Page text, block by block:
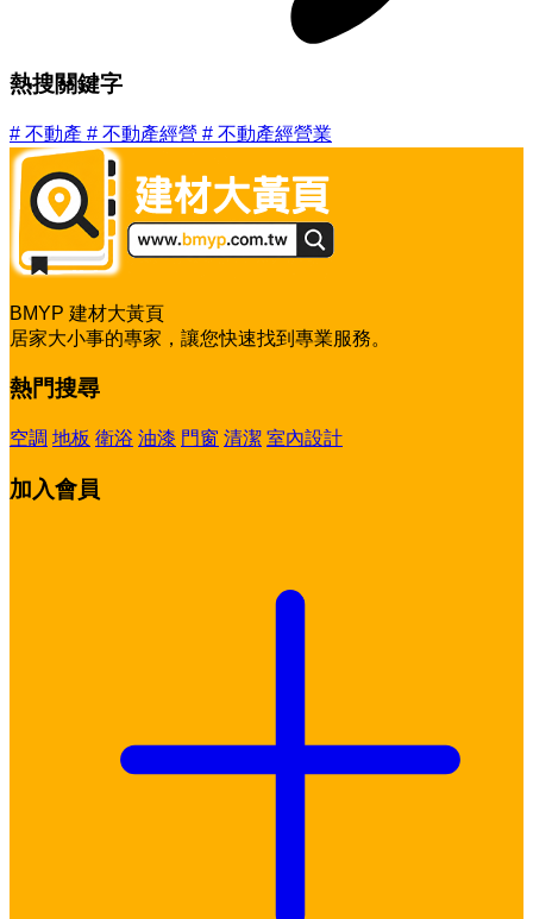
熱搜關鍵字
# 不動產 # 不動產經營 # 不動產經營業
BMYP 建材大黃頁
居家大小事的專家，讓您快速找到專業服務。
熱門搜尋
空調 地板 衛浴 油漆 門窗 清潔 室內設計
加入會員